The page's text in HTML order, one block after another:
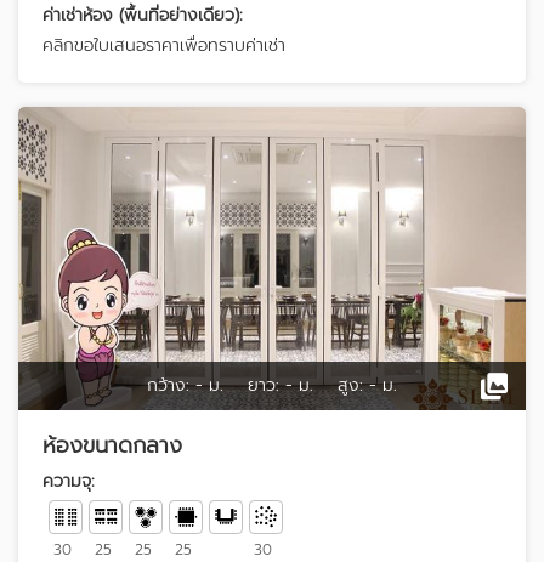
ค่าเช่าห้อง (พื้นที่อย่างเดียว):
คลิกขอใบเสนอราคาเพื่อทราบค่าเช่า
กว้าง: - ม. ยาว: - ม. สูง: - ม.
ห้องขนาดกลาง
ความจุ:
30 25 25 25 30